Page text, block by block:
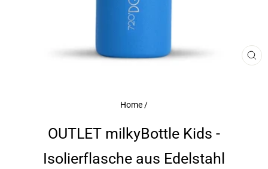
Home/
OUTLET milkyBottle Kids -
Isolierflasche aus Edelstahl